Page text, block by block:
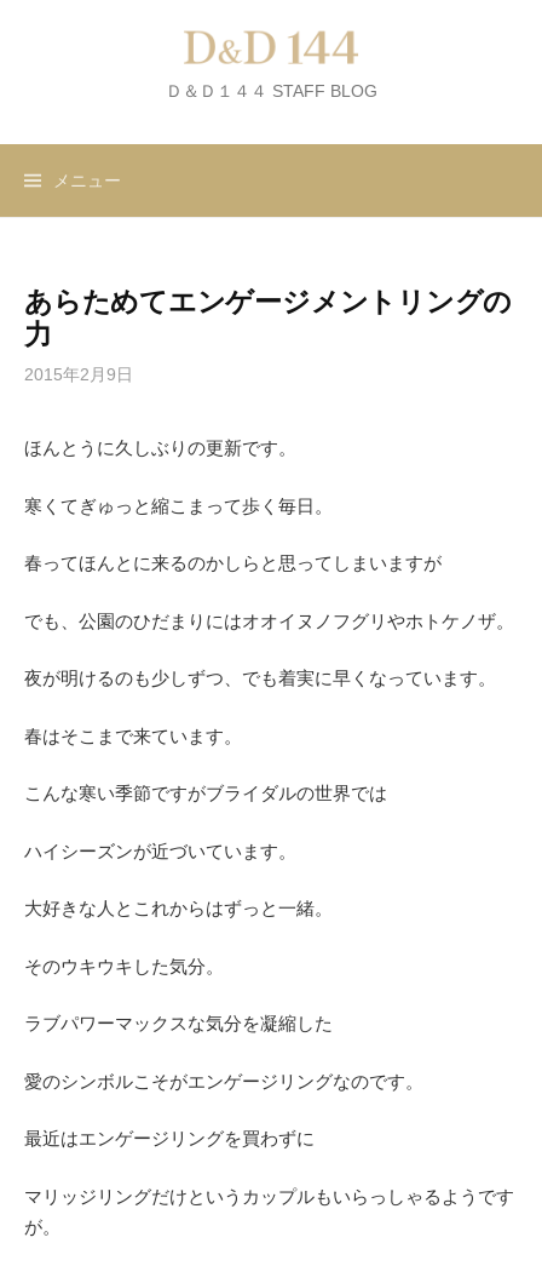
Ｄ＆Ｄ１４４ STAFF BLOG
メニュー
あらためてエンゲージメントリングの
力
2015年2月9日
ほんとうに久しぶりの更新です。
寒くてぎゅっと縮こまって歩く毎日。
春ってほんとに来るのかしらと思ってしまいますが
でも、公園のひだまりにはオオイヌノフグリやホトケノザ。
夜が明けるのも少しずつ、でも着実に早くなっています。
春はそこまで来ています。
こんな寒い季節ですがブライダルの世界では
ハイシーズンが近づいています。
大好きな人とこれからはずっと一緒。
そのウキウキした気分。
ラブパワーマックスな気分を凝縮した
愛のシンボルこそがエンゲージリングなのです。
最近はエンゲージリングを買わずに
マリッジリングだけというカップルもいらっしゃるようです
が。